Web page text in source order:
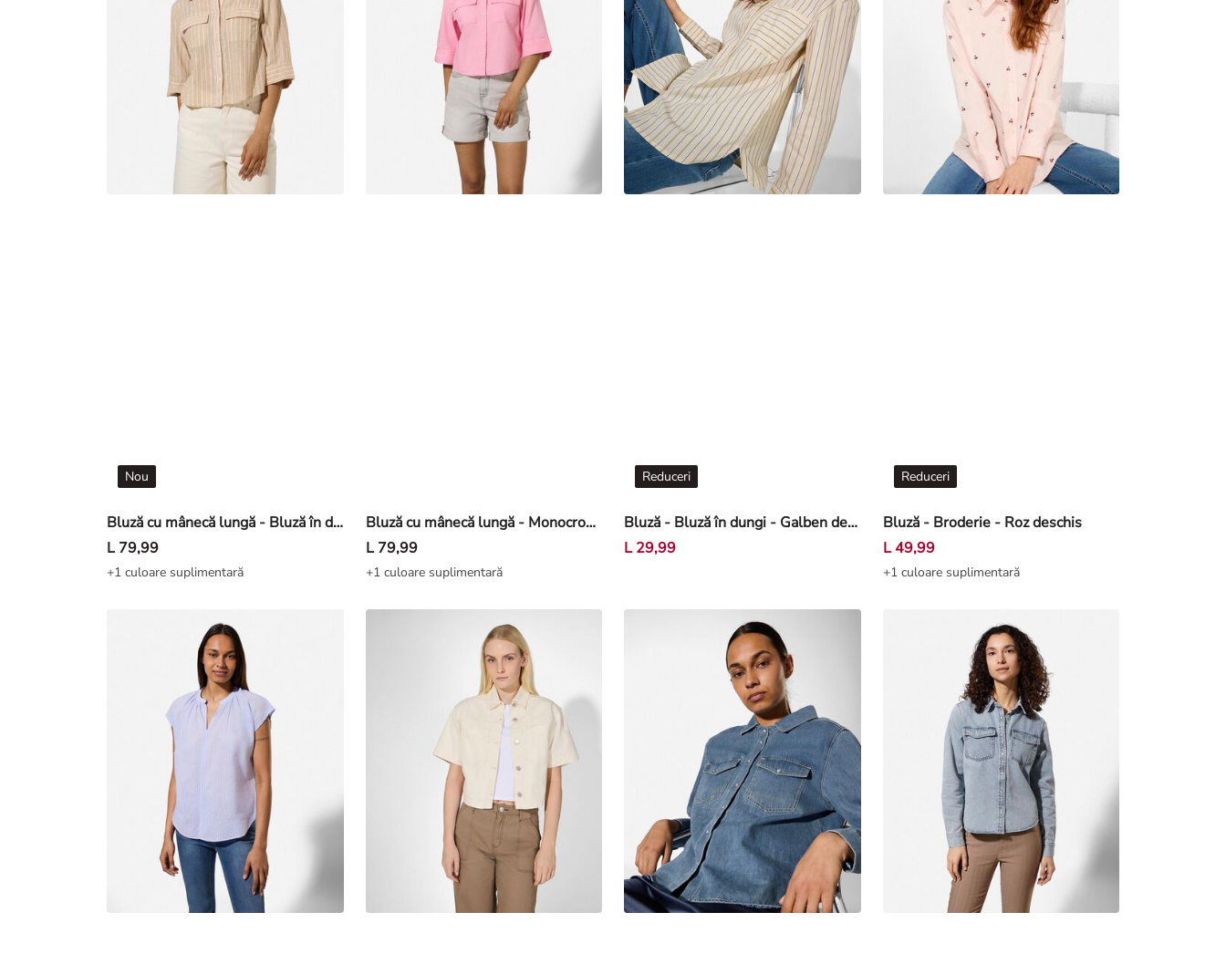
Bluză cu mânecă lungă - Bluză în dungi - Bej
Nou
L 79,99
+1 culoare suplimentară
Bluză cu mânecă lungă - Monocrom - Roz
L 79,99
+1 culoare suplimentară
Bluză - Bluză în dungi - Galben deschis
Reduceri
L 29,99
Bluză - Broderie - Roz deschis
Reduceri
L 49,99
+1 culoare suplimentară